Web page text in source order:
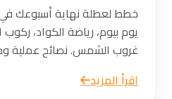
خطط لعطلة نهاية أسبوعك
يوم بيوم، رياضة الكواد، ركوب
غروب الشمس. نصائح عملية
اقرأ المزيد